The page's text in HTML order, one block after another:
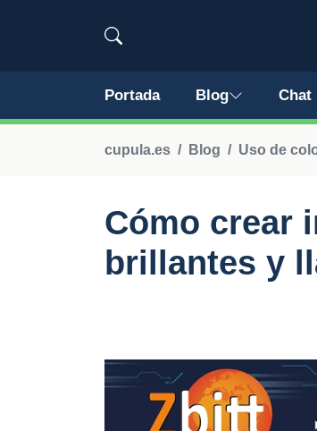
Portada Blog Chat
cupula.es Blog Uso de
Cómo crear
brillantes y